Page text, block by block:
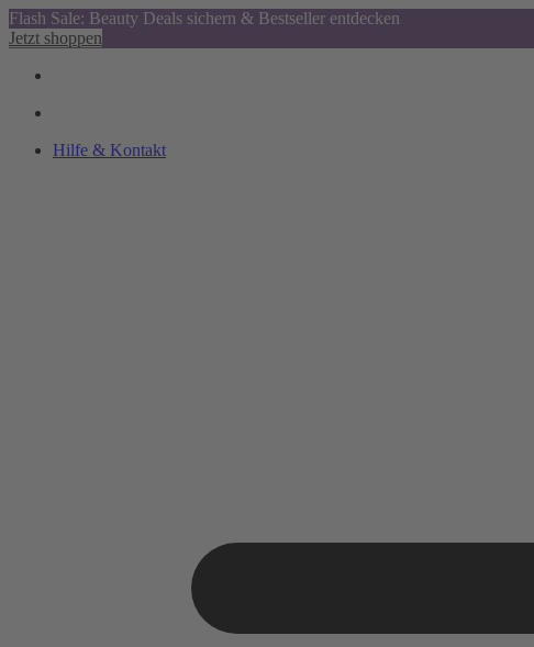
Flash Sale: Beauty Deals sichern & Bestseller entdecken
Jetzt shoppen
Hilfe & Kontakt